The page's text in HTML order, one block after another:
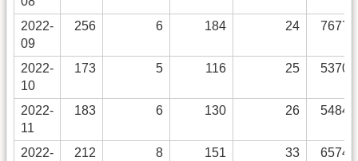
2022-
09
256 6 184 24 7677
2022-
10
173 5 116 25 5370
2022-
11
183 6 130 26 5484
2022-
212 8 151 33 6574